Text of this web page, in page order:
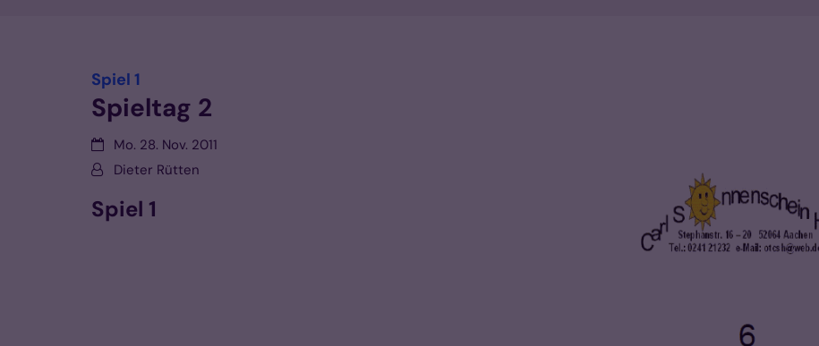
Spiel 1
Spieltag 2
Datum:Mo. 28. Nov. 2011
Von:Dieter Rütten
Spiel 1